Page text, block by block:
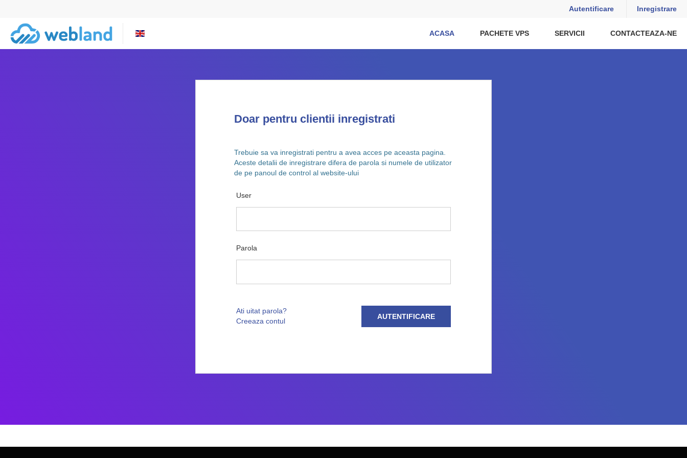
Autentificare Inregistrare
ACASA PACHETE VPS SERVICII CONTACTEAZA-NE
Doar pentru clientii inregistrati
Trebuie sa va inregistrati pentru a avea acces pe aceasta pagina.
Aceste detalii de inregistrare difera de parola si numele de utilizator
de pe panoul de control al website-ului
User
Parola
Ati uitat parola?
Creeaza contul
AUTENTIFICARE